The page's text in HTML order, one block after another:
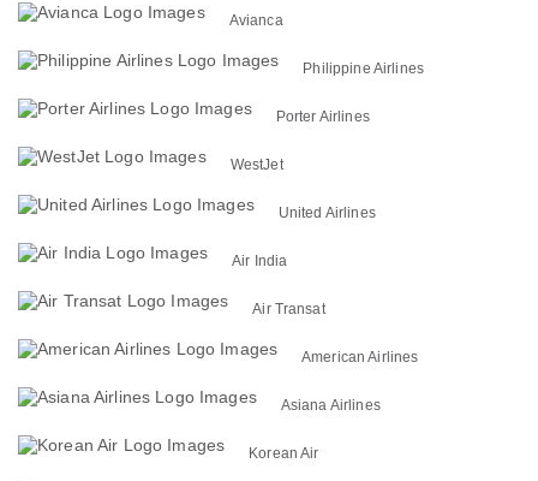
Avianca
Philippine Airlines
Porter Airlines
WestJet
United Airlines
Air India
Air Transat
American Airlines
Asiana Airlines
Korean Air